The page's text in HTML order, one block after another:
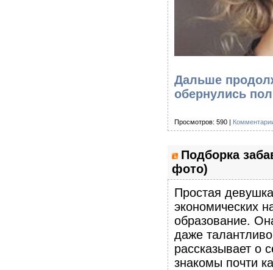
Дальше
обернулись
Просмотров: 590 |
Подборка
фото)
Простая
экономических
образование.
даже
рассказывает о
знакомы почти